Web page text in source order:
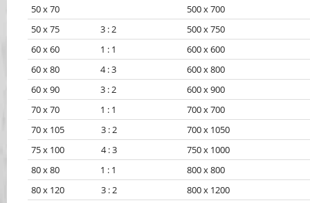
50 x 70
500 x 700
50 x 75 3 : 2
500 x 750
60 x 60 1 : 1
600 x 600
60 x 80 4 : 3
600 x 800
60 x 90 3 : 2
600 x 900
70 x 70 1 : 1
700 x 700
70 x 105 3 : 2
700 x 1050
75 x 100 4 : 3
750 x 1000
80 x 80 1 : 1
800 x 800
80 x 120 3 : 2
800 x 1200